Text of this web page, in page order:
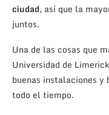
ciudad, así que la
juntos.
Una de las cosas que
Universidad de
buenas instalaciones
todo el tiempo.